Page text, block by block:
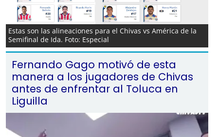
Estas son las alineaciones para el Chivas vs América de la
Semifinal de Ida. Foto: Especial
Fernando Gago motivó de esta
manera a los jugadores de Chivas
antes de enfrentar al Toluca en
Liguilla